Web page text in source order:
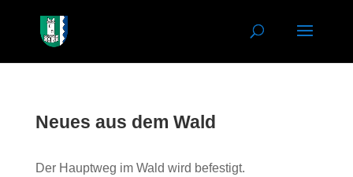
Neues aus dem Wald
Der Hauptweg im Wald wird befestigt.